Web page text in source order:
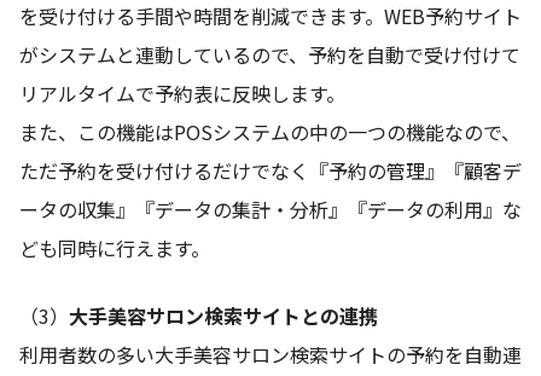
を受け付ける手間や時間を削減できます。WEB予約サイト
がシステムと連動しているので、予約を自動で受け付けて
リアルタイムで予約表に反映します。
また、この機能はPOSシステムの中の一つの機能なので、
ただ予約を受け付けるだけでなく『予約の管理』『顧客デ
ータの収集』『データの集計・分析』『データの利用』な
ども同時に行えます。
（3） 大手美容サロン検索サイトとの連携
利用者数の多い大手美容サロン検索サイトの予約を自動連